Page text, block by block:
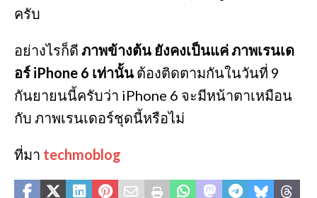
ครับ
อย่างไรก็ดี ภาพข้างต้น ยังคงเป็นแค่ ภาพเรนเด
อร์ iPhone 6 เท่านั้น ต้องติดตามกันในวันที่ 9
กันยายนนี้ครับว่า iPhone 6 จะมีหน้าตาเหมือน
กับ ภาพเรนเดอร์ชุดนี้หรือไม่
ที่มา techmoblog